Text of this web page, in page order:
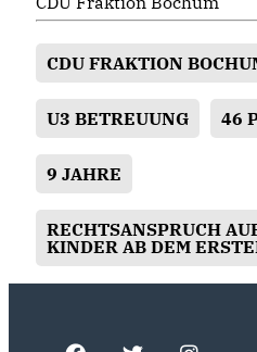
CDU FRAKTION
U3 BETREUUNG 46
9 JAHRE
RECHTSANSPRUCH
KINDER AB DEM